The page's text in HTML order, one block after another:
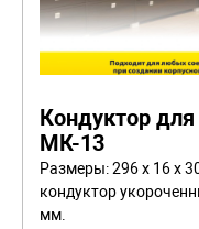
Кондуктор
МК-13
Размеры: 296 x 16 x
кондуктор
мм.